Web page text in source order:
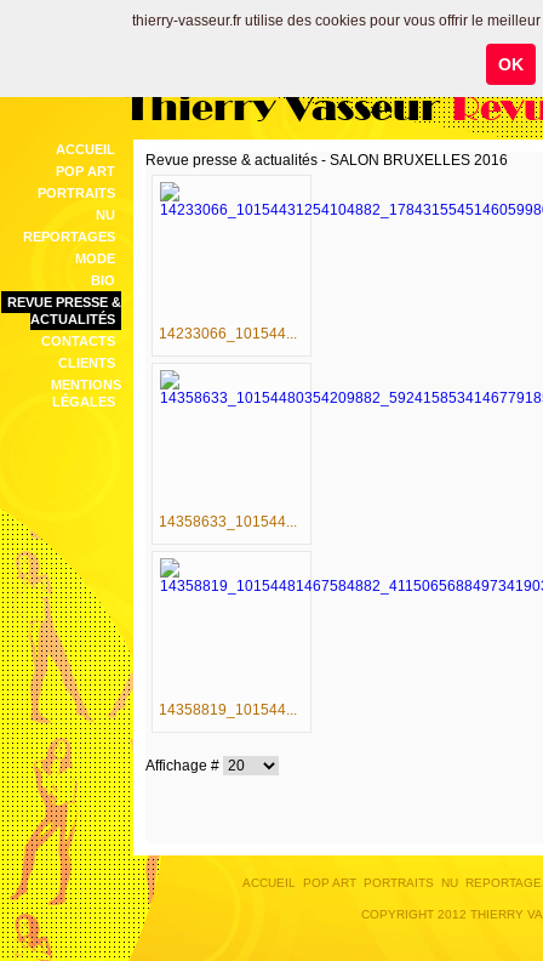
Thierry Vasseur
ACCUEIL
POP ART
PORTRAITS
NU
REPORTAGES
MODE
BIO
REVUE PRESSE &
ACTUALITÉS
CONTACTS
CLIENTS
MENTIONS
LÉGALES
Revue presse & actualités - SALON BRUXELLES 2016
14233066_101544...
14358633_101544...
14358819_101544...
Affichage #
ACCUEIL POP ART PORTRAITS NU
COPYRIGHT 2012 THIERRY
thierry-vasseur.fr utilise des cookies pour vous offrir le
OK